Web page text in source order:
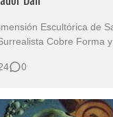
Escultórica de
Cobre Forma
el lienzo, sino que
SALVADOR…
0